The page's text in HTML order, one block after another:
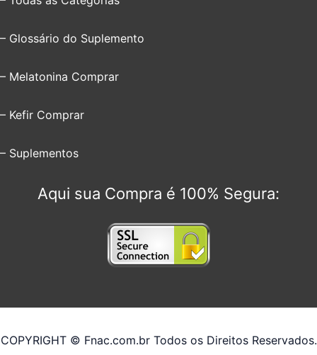
– Glossário do Suplemento
– Melatonina Comprar
– Kefir Comprar
– Suplementos
Aqui sua Compra é 100% Segura:
COPYRIGHT © Fnac.com.br Todos os Direitos Reservados.